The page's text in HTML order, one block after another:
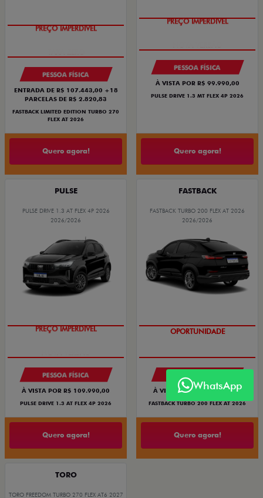
PREÇO IMPERDÍVEL
PESSOA FÍSICA
ENTRADA DE R$ 107.443,00 +18
PARCELAS DE R$ 2.820,83
FASTBACK LIMITED EDITION TURBO 270
FLEX AT 2026
Quero agora!
PREÇO IMPERDÍVEL
PESSOA FÍSICA
À VISTA POR R$ 99.990,00
PULSE DRIVE 1.3 MT FLEX 4P 2026
Quero agora!
PULSE
PULSE DRIVE 1.3 AT FLEX 4P 2026
2026/2026
PREÇO IMPERDÍVEL
PESSOA FÍSICA
À VISTA POR R$ 109.990,00
PULSE DRIVE 1.3 AT FLEX 4P 2026
Quero agora!
FASTBACK
FASTBACK TURBO 200 FLEX AT 2026
2026/2026
OPORTUNIDADE
À VISTA POR R$ 119.990,00
FASTBACK TURBO 200 FLEX AT 2026
Quero agora!
TORO
TORO FREEDOM TURBO 270 FLEX AT6 2027
WhatsApp